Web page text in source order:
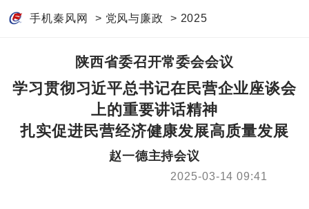
手机秦风网 > 党风与廉政 > 2025
陕西省委召开常委会会议
学习贯彻习近平总书记在民营企业座谈会
上的重要讲话精神
扎实促进民营经济健康发展高质量发展
赵一德主持会议
2025-03-14 09:41